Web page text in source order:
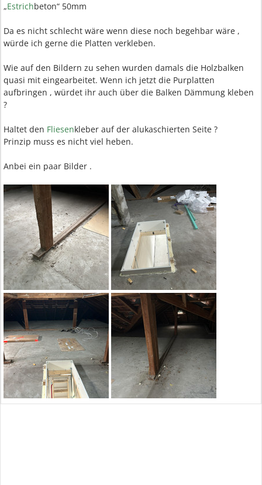
„Estrichbeton“ 50mm
Da es nicht schlecht wäre wenn diese noch begehbar wäre ,
würde ich gerne die Platten verkleben.
Wie auf den Bildern zu sehen wurden damals die Holzbalken
quasi mit eingearbeitet. Wenn ich jetzt die Purplatten
aufbringen , würdet ihr auch über die Balken Dämmung kleben
?
Haltet den Fliesenkleber auf der alukaschierten Seite ?
Prinzip muss es nicht viel heben.
Anbei ein paar Bilder .